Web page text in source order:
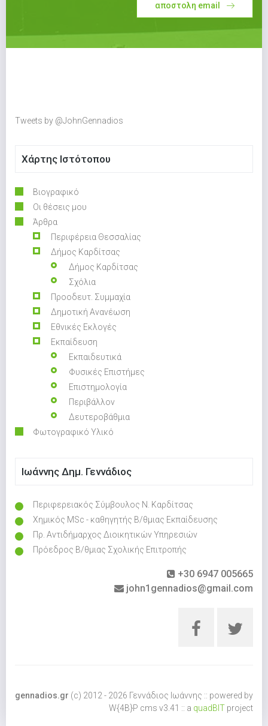
αποστολη email
Tweets by @JohnGennadios
Χάρτης Ιστότοπου
Βιογραφικό
Οι θέσεις μου
Άρθρα
Περιφέρεια Θεσσαλίας
Δήμος Καρδίτσας
Δήμος Καρδίτσας
Σχόλια
Προοδευτ. Συμμαχία
Δημοτική Ανανέωση
Εθνικές Εκλογές
Εκπαίδευση
Εκπαιδευτικά
Φυσικές Επιστήμες
Επιστημολογία
Περιβάλλον
Δευτεροβάθμια
Φωτογραφικό Υλικό
Ιωάννης Δημ. Γεννάδιος
Περιφερειακός Σύμβουλος Ν. Καρδίτσας
Χημικός MSc - καθηγητής Β/θμιας Εκπαίδευσης
Πρ. Αντιδήμαρχος Διοικητικών Υπηρεσιών
Πρόεδρος Β/θμιας Σχολικής Επιτροπής
+30 6947 005665
john1gennadios@gmail.com
gennadios.gr (c) 2012 - 2026 Γεννάδιος Ιωάννης :: powered by
W{4B}P cms v3.41 :: a quadBIT project